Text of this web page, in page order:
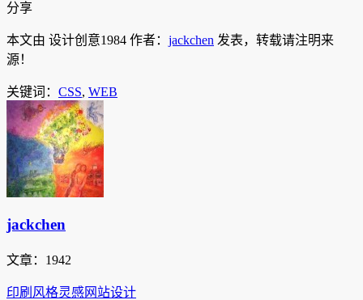
分享
本文由 设计创意1984 作者： jackchen 发表，转载请注明来
源！
关键词： CSS, WEB
jackchen
文章：1942
印刷风格灵感网站设计